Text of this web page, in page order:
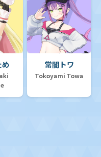
常闇トワ
Tokoyami Towa